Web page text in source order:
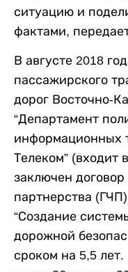
ситуацию и
фактами,
В августе 2018
пассажирского
дорог Восточно-
“Департамент
информационных
Телеком” (входит
заключен договор
партнерства
“Создание
дорожной
сроком на 5,5